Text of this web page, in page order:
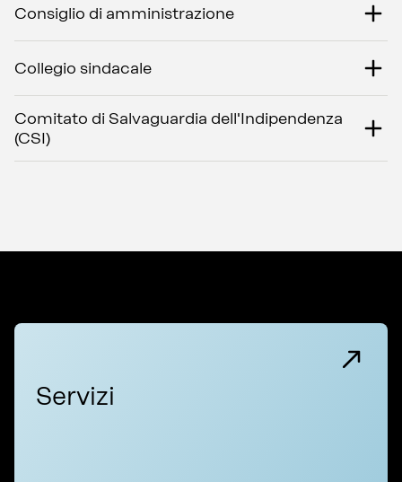
Consiglio di amministrazione
Collegio sindacale
Comitato di Salvaguardia dell'Indipendenza
(CSI)
Servizi